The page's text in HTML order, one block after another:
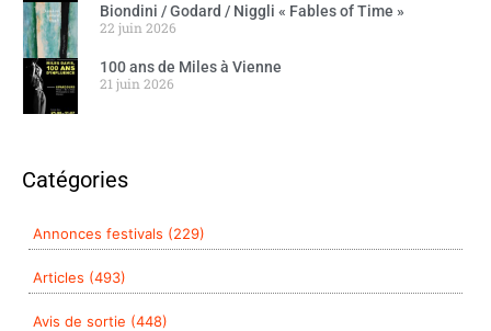
Biondini / Godard / Niggli « Fables of Time »
22 juin 2026
100 ans de Miles à Vienne
21 juin 2026
Catégories
Annonces festivals (229)
Articles (493)
Avis de sortie (448)